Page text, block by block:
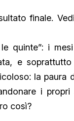
finale.
quinte”: i
e soprattutto
la paura
i
così?